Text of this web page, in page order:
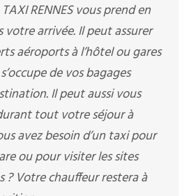
TAXI RENNES vous prend en
votre arrivée. Il peut assurer
aéroports à l’hôtel ou gares
de vos bagages
Il peut aussi vous
tout votre séjour à
avez besoin d’un taxi pour
ou pour visiter les sites
? Votre chauffeur restera à